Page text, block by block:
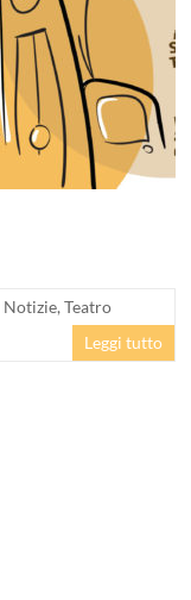
Notizie,Teatro
Leggi tutto